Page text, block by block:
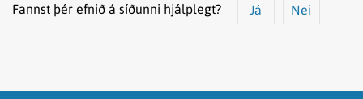
Fannst þér efnið á síðunni hjálplegt? Já Nei